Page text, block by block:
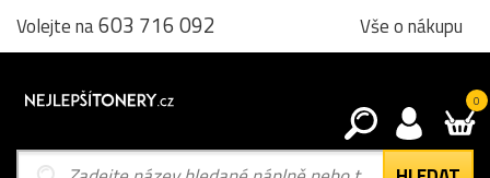
Volejte na603 716 092 Vše o nákupu
0